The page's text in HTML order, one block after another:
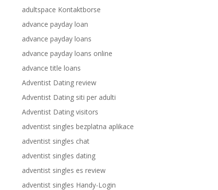
adultspace Kontaktborse
advance payday loan
advance payday loans
advance payday loans online
advance title loans
Adventist Dating review
Adventist Dating siti per adulti
Adventist Dating visitors
adventist singles bezplatna aplikace
adventist singles chat
adventist singles dating
adventist singles es review
adventist singles Handy-Login